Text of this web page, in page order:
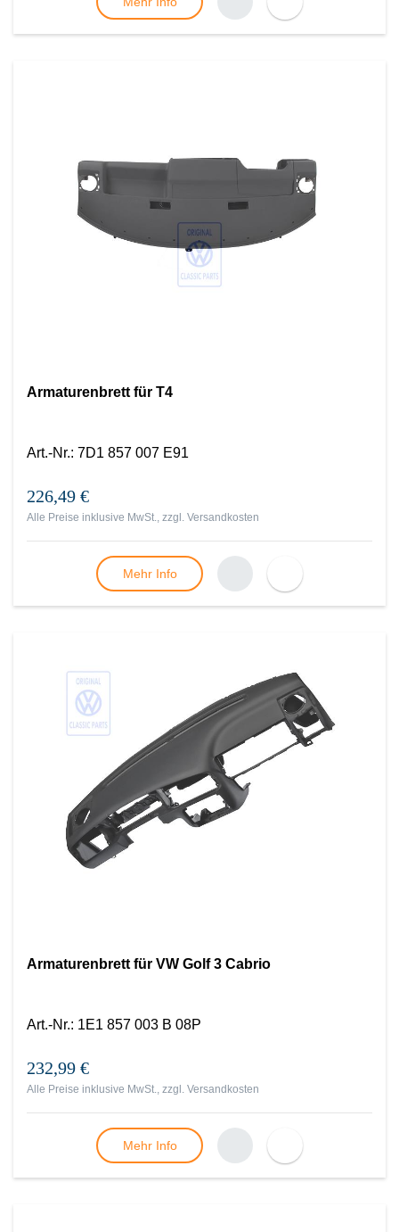
Armaturenbrett für T4
Art.-Nr.: 7D1 857 007 E91
226,49 €
Alle Preise inklusive MwSt., zzgl. Versandkosten
Mehr Info
Armaturenbrett für VW Golf 3 Cabrio
Art.-Nr.: 1E1 857 003 B 08P
232,99 €
Alle Preise inklusive MwSt., zzgl. Versandkosten
Mehr Info